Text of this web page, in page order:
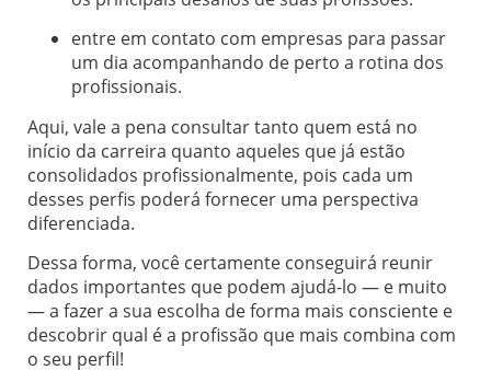
entre em contato com empresas para passar
um dia acompanhando de perto a rotina dos
profissionais.
Aqui, vale a pena consultar tanto quem está no
início da carreira quanto aqueles que já estão
consolidados profissionalmente, pois cada um
desses perfis poderá fornecer uma perspectiva
diferenciada.
Dessa forma, você certamente conseguirá reunir
dados importantes que podem ajudá-lo — e muito
— a fazer a sua escolha de forma mais consciente e
descobrir qual é a profissão que mais combina com
o seu perfil!